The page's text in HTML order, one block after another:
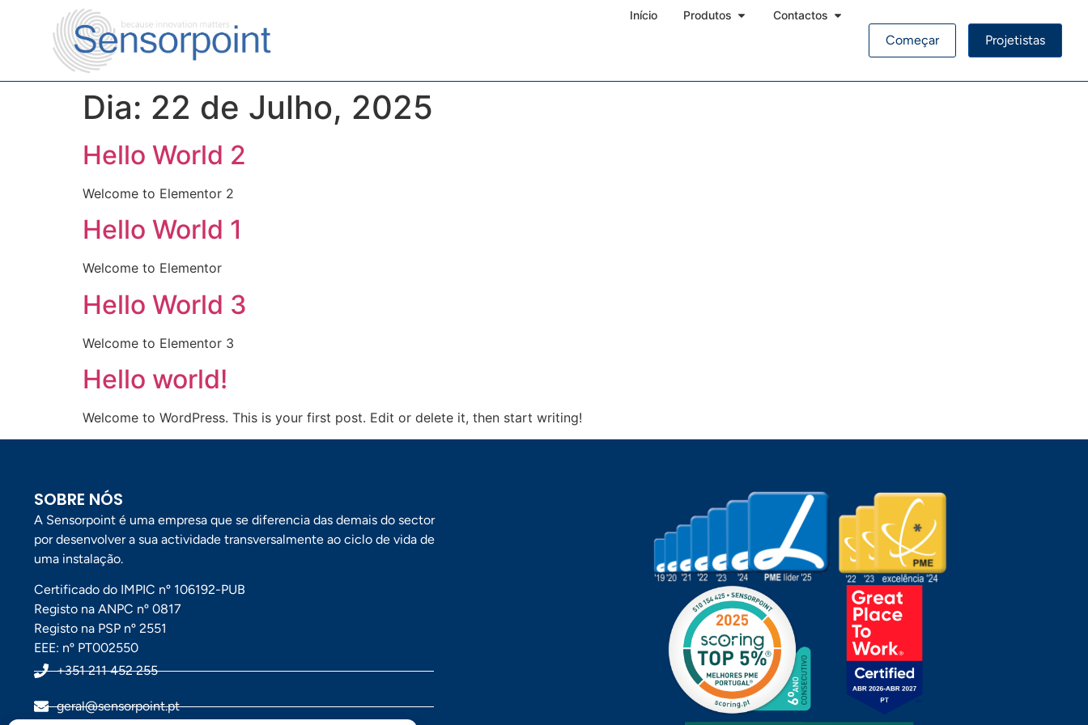
Início Produtos Contactos
Começar Projetistas
Dia: 22 de Julho, 2025
Hello World 2
Welcome to Elementor 2
Hello World 1
Welcome to Elementor
Hello World 3
Welcome to Elementor 3
Hello world!
Welcome to WordPress. This is your first post. Edit or delete it, then start writing!
SOBRE NÓS
A Sensorpoint é uma empresa que se diferencia das demais do sector
por desenvolver a sua actividade transversalmente ao ciclo de vida de
uma instalação.
Certificado do IMPIC nº 106192-PUB
Registo na ANPC nº 0817
Registo na PSP nº 2551
EEE: nº PT002550
+351 211 452 255
geral@sensorpoint.pt